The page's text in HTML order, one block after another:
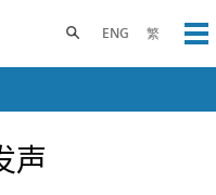
ENG 繁
Toggle search panel
声